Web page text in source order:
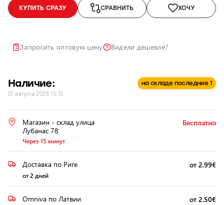
КУПИТЬ СРАЗУ СРАВНИТЬ ХОЧУ
Запросить оптовую цену Видели дешевле?
Наличие: на складе последние 1
01 августа 2026 15:15
Магазин - склад улица
Лубанас 78
Через 15 минут
Бесплатно
Доставка по Риге
от 2 дней
от 2.99€
Omniva по Латвии от 2.50€
Ремонт и
фар
Установка
дополнительного
оборудования